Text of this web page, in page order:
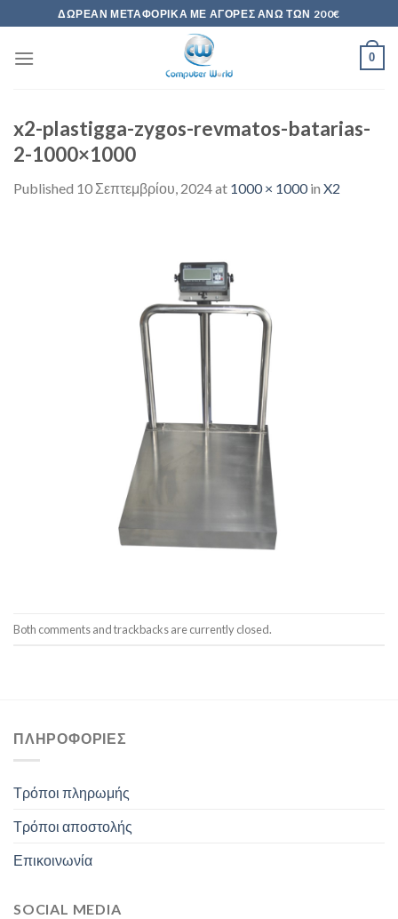
to
content
ΔΩΡΕΆΝ ΜΕΤΑΦΟΡΙΚΆ ΜΕ ΑΓΟΡΈΣ ΆΝΩ ΤΩΝ 200€
0
x2-plastigga-zygos-revmatos-batarias-
2-1000×1000
Published 10 Σεπτεμβρίου, 2024at 1000 × 1000in X2
Both comments and trackbacks are currently closed.
ΠΛΗΡΟΦΟΡΊΕΣ
Τρόποι πληρωμής
Τρόποι αποστολής
Επικοινωνία
SOCIAL MEDIA